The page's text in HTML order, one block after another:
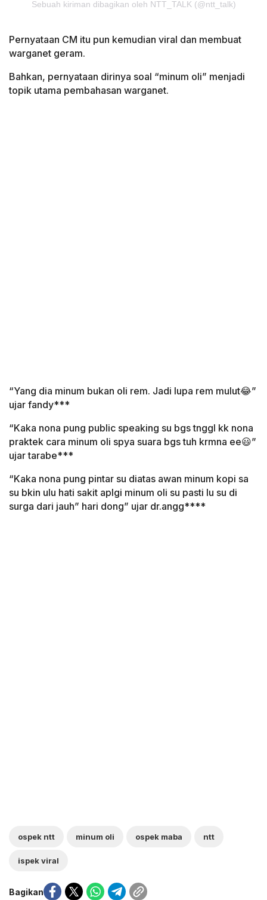
Sebuah kiriman dibagikan oleh NTT_TALK (@ntt_talk)
Pernyataan CM itu pun kemudian viral dan membuat
warganet geram.
Bahkan, pernyataan dirinya soal “minum oli” menjadi
topik utama pembahasan warganet.
“Yang dia minum bukan oli rem. Jadi lupa rem mulut😂”
ujar fandy***
“Kaka nona pung public speaking su bgs tnggl kk nona
praktek cara minum oli spya suara bgs tuh krmna ee😃”
ujar tarabe***
“Kaka nona pung pintar su diatas awan minum kopi sa
su bkin ulu hati sakit aplgi minum oli su pasti lu su di
surga dari jauh” hari dong” ujar dr.angg****
ospek ntt minum oli ospek maba ntt
ispek viral
Bagikan